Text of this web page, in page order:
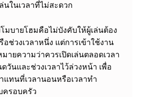
ล่นในเวลาที่ไม่สะดวก
มบายโฮมคือไม่บังคับให้ผู้เล่นต้อง
ช่วงเวลาหนึ่ง แต่การเข้าใช้งาน
ายความว่าควรเปิดเล่นตลอดเวลา
วันและช่วงเวลาไว้ล่วงหน้า เพื่อ
แทนที่เวลานอนหรือเวลาทำ
ครอบครัว